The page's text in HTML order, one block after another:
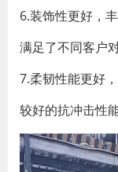
6.装饰性更好，
满足了不同客户
7.柔韧性能更好
较好的抗冲击性能